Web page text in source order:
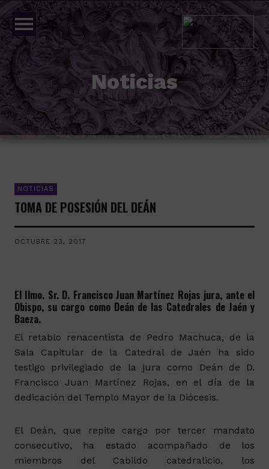
menu
Noticias
NOTICIAS
TOMA DE POSESIÓN DEL DEÁN
OCTUBRE 23, 2017
El Ilmo. Sr. D. Francisco Juan Martínez Rojas jura, ante el
Obispo, su cargo como Deán de las Catedrales de Jaén y
Baeza.
El retablo renacentista de Pedro Machuca, de la
Sala Capitular de la Catedral de Jaén ha sido
testigo privilegiado de la jura como Deán de D.
Francisco Juan Martínez Rojas, en el día de la
dedicación del Templo Mayor de la Diócesis.
El Deán, que repite cargo por tercer mandato
consecutivo, ha estado acompañado de los
miembros del Cabildo catedralicio, los